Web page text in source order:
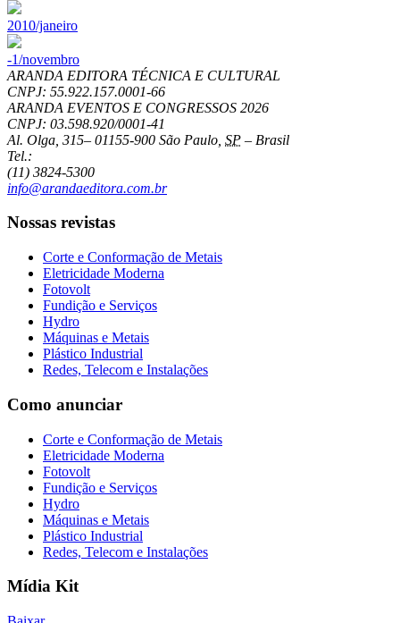
2010/janeiro
-1/novembro
ARANDA EDITORA TÉCNICA E CULTURAL
CNPJ: 55.922.157.0001-66
ARANDA EVENTOS E CONGRESSOS 2026
CNPJ: 03.598.920/0001-41
Al. Olga, 315– 01155-900 São Paulo SP – Brasil
Tel.:
(11) 3824-5300
info@arandaeditora.com.br
Nossas revistas
Corte e Conformação de Metais
Eletricidade Moderna
Fotovolt
Fundição e Serviços
Hydro
Máquinas e Metais
Plástico Industrial
Redes, Telecom e Instalações
Como anunciar
Corte e Conformação de Metais
Eletricidade Moderna
Fotovolt
Fundição e Serviços
Hydro
Máquinas e Metais
Plástico Industrial
Redes, Telecom e Instalações
Mídia Kit